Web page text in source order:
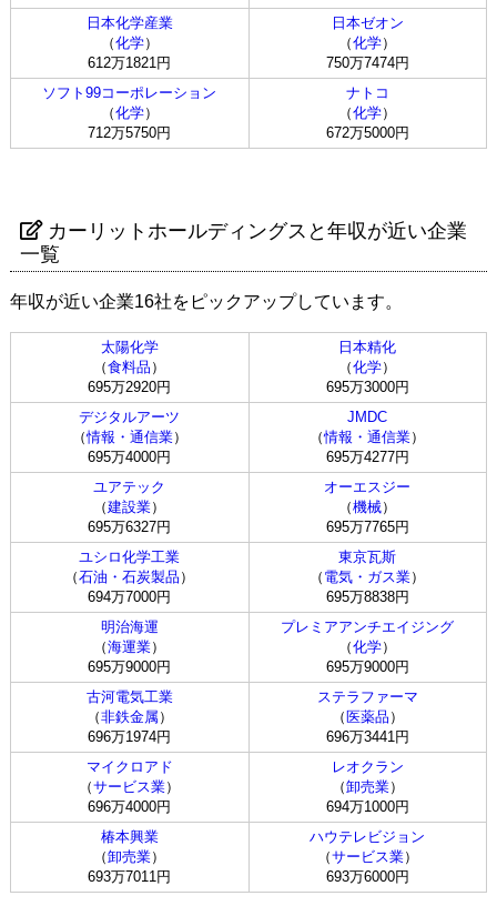
日本化学産業
（化学）
612万1821円
日本ゼオン
（化学）
750万7474円
ソフト99コーポレーション
（化学）
712万5750円
ナトコ
（化学）
672万5000円
カーリットホールディングスと年収が近い企業
一覧
年収が近い企業16社をピックアップしています。
太陽化学
（食料品 ）
695万2920円
日本精化
（化学）
695万3000円
デジタルアーツ
（情報・通信業）
695万4000円
JMDC
（情報・通信業）
695万4277円
ユアテック
（建設業）
695万6327円
オーエスジー
（機械）
695万7765円
ユシロ化学工業
（石油・石炭製品 ）
694万7000円
東京瓦斯
（ 電気・ガス業）
695万8838円
明治海運
（海運業）
695万9000円
プレミアアンチエイジング
（化学）
695万9000円
古河電気工業
（非鉄金属）
696万1974円
ステラファーマ
（ 医薬品 ）
696万3441円
マイクロアド
（サービス業）
696万4000円
レオクラン
（卸売業）
694万1000円
椿本興業
（卸売業）
693万7011円
ハウテレビジョン
（サービス業）
693万6000円